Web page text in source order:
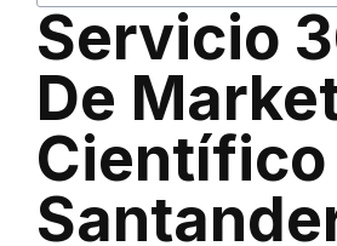
Servicio
De
Científico